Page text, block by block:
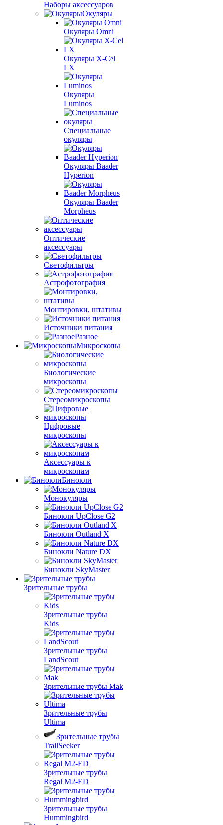
Наборы аксессуаров
Окуляры
Окуляры Omni
Окуляры X-Сel
LX
Окуляры
Luminos
Специальные
окуляры
Окуляры Baader
Hyperion
Окуляры Baader
Morpheus
Оптические
аксессуары
Светофильтры
Астрофотография
Монтировки, штативы
Источники питания
Разное
Микроскопы
Биологические
микроскопы
Стереомикроскопы
Цифровые
микроскопы
Аксессуары к
микроскопам
Бинокли
Монокуляры
Бинокли UpClose G2
Бинокли Outland X
Бинокли Nature DX
Бинокли SkyMaster
Зрительные трубы
Зрительные трубы
Kids
Зрительные трубы
LandScout
Зрительные трубы Mak
Зрительные трубы
Ultima
Зрительные трубы
TrailSeeker
Зрительные трубы
Regal M2-ED
Зрительные трубы
Hummingbird